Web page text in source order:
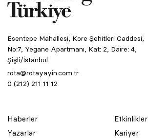
Esentepe Mahallesi, Kore Şehitleri Caddesi,
No:7, Yegane Apartmanı, Kat: 2, Daire: 4,
Şişli/İstanbul
rota@rotayayin.com.tr
0 (212) 211 11 12
Haberler
Yazarlar
Etkinlikler
Kariyer